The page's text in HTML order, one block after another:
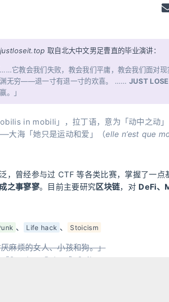
justloseit.top 取自北大中文男足曹直的毕业演讲：
……它教会我们失败，教会我们平庸，教会我们面对
无穷——退一寸有退一寸的欢喜。 …… JUST
。」
in mobili」，拉丁语，意为「动中之动
大海「她只是运动和爱」（elle n’est que
，曾经参与过 CTF 等各类比赛，掌握了一点
之事寥寥。目前主要研究区块链，对 DeFi、
、 Life hack 、 Stoicism
麻烦的女人、小孩和狗。」
Cowboy Bebop》Spike